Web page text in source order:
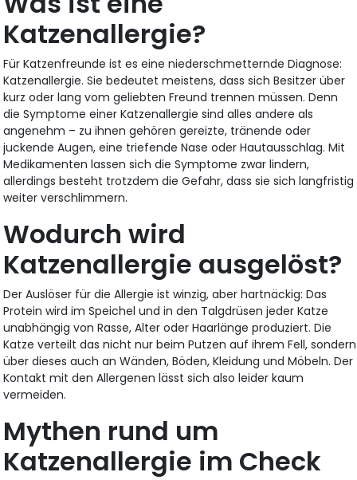
Katzenallergie?
Für Katzenfreunde ist es eine niederschmetternde Diagnose:
Katzenallergie. Sie bedeutet meistens, dass sich Besitzer über
kurz oder lang vom geliebten Freund trennen müssen. Denn
die Symptome einer Katzenallergie sind alles andere als
angenehm – zu ihnen gehören gereizte, tränende oder
juckende Augen, eine triefende Nase oder Hautausschlag. Mit
Medikamenten lassen sich die Symptome zwar lindern,
allerdings besteht trotzdem die Gefahr, dass sie sich langfristig
weiter verschlimmern.
Wodurch wird
Katzenallergie ausgelöst?
Der Auslöser für die Allergie ist winzig, aber hartnäckig: Das
Protein wird im Speichel und in den Talgdrüsen jeder Katze
unabhängig von Rasse, Alter oder Haarlänge produziert. Die
Katze verteilt das nicht nur beim Putzen auf ihrem Fell, sondern
über dieses auch an Wänden, Böden, Kleidung und Möbeln. Der
Kontakt mit den Allergenen lässt sich also leider kaum
vermeiden.
Mythen rund um
Katzenallergie im Check